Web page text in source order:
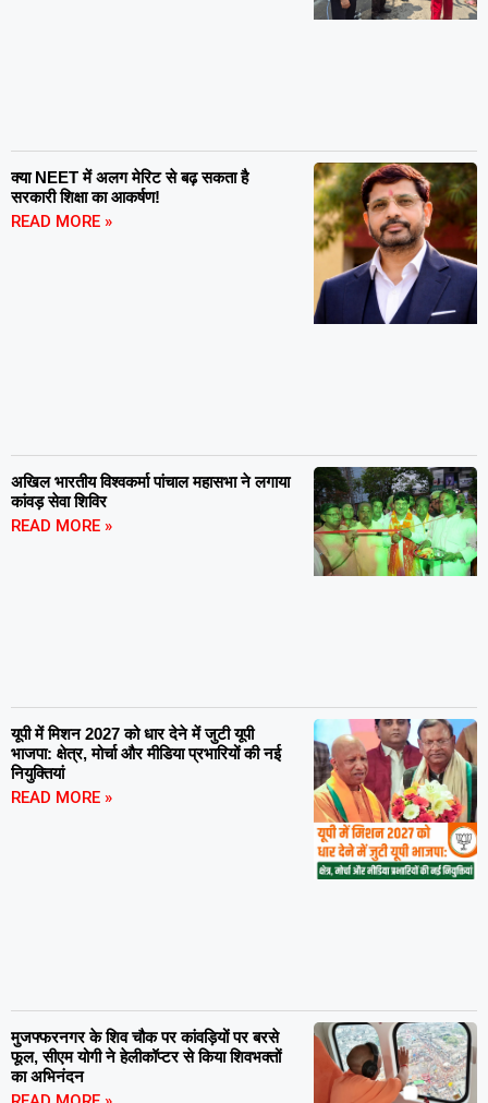
क्या NEET में अलग मेरिट से बढ़ सकता है
सरकारी शिक्षा का आकर्षण!
READ MORE »
अखिल भारतीय विश्वकर्मा पांचाल महासभा ने लगाया
कांवड़ सेवा शिविर
READ MORE »
यूपी में मिशन 2027 को धार देने में जुटी यूपी
भाजपा: क्षेत्र, मोर्चा और मीडिया प्रभारियों की नई
नियुक्तियां
READ MORE »
मुजफ्फरनगर के शिव चौक पर कांवड़ियों पर बरसे
फूल, सीएम योगी ने हेलीकॉप्टर से किया शिवभक्तों
का अभिनंदन